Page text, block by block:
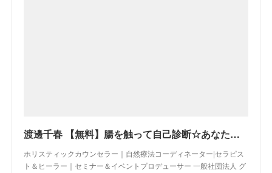
渡邊千春 【無料】腸を触って自己診断☆あなたの隠されたトラウマをチェック！
ホリスティックカウンセラー｜自然療法コーディネーター|セラピス
ト＆ヒーラー｜セミナー＆イベントプロデューサー 一般社団法人 グ